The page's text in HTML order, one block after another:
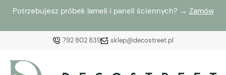
Potrzebujesz próbek lameli i paneli ściennych? → Zamów
792 802 839 sklep@decostreet.pl